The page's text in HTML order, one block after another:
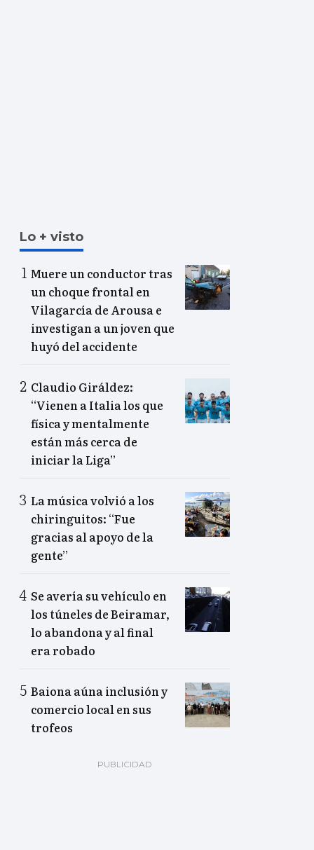
Lo + visto
Muere un conductor tras
un choque frontal en
Vilagarcía de Arousa e
investigan a un joven que
huyó del accidente
Claudio Giráldez:
“Vienen a Italia los que
física y mentalmente
están más cerca de
iniciar la Liga”
La música volvió a los
chiringuitos: “Fue
gracias al apoyo de la
gente”
Se avería su vehículo en
los túneles de Beiramar,
lo abandona y al final
era robado
Baiona aúna inclusión y
comercio local en sus
trofeos